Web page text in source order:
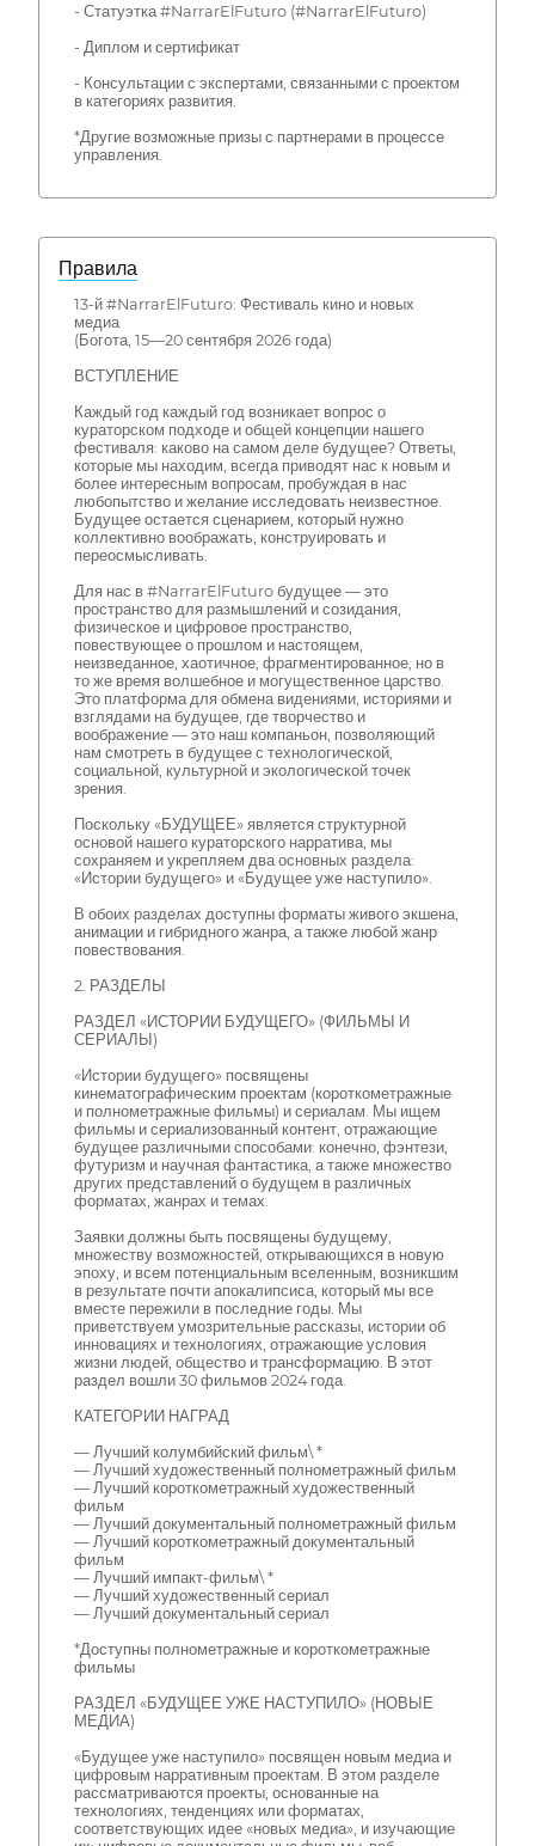
- Статуэтка #NarrarElFuturo (#NarrarElFuturo)
- Диплом и сертификат
- Консультации с экспертами, связанными с проектом
в категориях развития.
*Другие возможные призы с партнерами в процессе
управления.
Правила
13-й #NarrarElFuturo: Фестиваль кино и новых
медиа
(Богота, 15—20 сентября 2026 года)
ВСТУПЛЕНИЕ
Каждый год каждый год возникает вопрос о
кураторском подходе и общей концепции нашего
фестиваля: каково на самом деле будущее? Ответы,
которые мы находим, всегда приводят нас к новым и
более интересным вопросам, пробуждая в нас
любопытство и желание исследовать неизвестное.
Будущее остается сценарием, который нужно
коллективно воображать, конструировать и
переосмысливать.
Для нас в #NarrarElFuturo будущее — это
пространство для размышлений и созидания,
физическое и цифровое пространство,
повествующее о прошлом и настоящем,
неизведанное, хаотичное, фрагментированное, но в
то же время волшебное и могущественное царство.
Это платформа для обмена видениями, историями и
взглядами на будущее, где творчество и
воображение — это наш компаньон, позволяющий
нам смотреть в будущее с технологической,
социальной, культурной и экологической точек
зрения.
Поскольку «БУДУЩЕЕ» является структурной
основой нашего кураторского нарратива, мы
сохраняем и укрепляем два основных раздела:
«Истории будущего» и «Будущее уже наступило».
В обоих разделах доступны форматы живого экшена,
анимации и гибридного жанра, а также любой жанр
повествования.
2. РАЗДЕЛЫ
РАЗДЕЛ «ИСТОРИИ БУДУЩЕГО» (ФИЛЬМЫ И
СЕРИАЛЫ)
«Истории будущего» посвящены
кинематографическим проектам (короткометражные
и полнометражные фильмы) и сериалам. Мы ищем
фильмы и сериализованный контент, отражающие
будущее различными способами: конечно, фэнтези,
футуризм и научная фантастика, а также множество
других представлений о будущем в различных
форматах, жанрах и темах.
Заявки должны быть посвящены будущему,
множеству возможностей, открывающихся в новую
эпоху, и всем потенциальным вселенным, возникшим
в результате почти апокалипсиса, который мы все
вместе пережили в последние годы. Мы
приветствуем умозрительные рассказы, истории об
инновациях и технологиях, отражающие условия
жизни людей, общество и трансформацию. В этот
раздел вошли 30 фильмов 2024 года.
КАТЕГОРИИ НАГРАД
— Лучший колумбийский фильм\ *
— Лучший художественный полнометражный фильм
— Лучший короткометражный художественный
фильм
— Лучший документальный полнометражный фильм
— Лучший короткометражный документальный
фильм
— Лучший импакт-фильм\ *
— Лучший художественный сериал
— Лучший документальный сериал
*Доступны полнометражные и короткометражные
фильмы
РАЗДЕЛ «БУДУЩЕЕ УЖЕ НАСТУПИЛО» (НОВЫЕ
МЕДИА)
«Будущее уже наступило» посвящен новым медиа и
цифровым нарративным проектам. В этом разделе
рассматриваются проекты, основанные на
технологиях, тенденциях или форматах,
соответствующих идее «новых медиа», и изучающие